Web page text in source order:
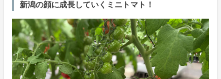
新潟の顔に成長していくミニトマト！